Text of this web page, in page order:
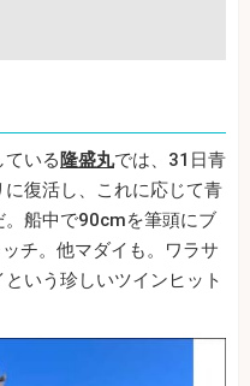
いる 隆盛丸では、31日青
復活し、これに応じて青
船中で90cmを筆頭にブ
チ。他マダイも。ワラサ
いう珍しいツインヒット